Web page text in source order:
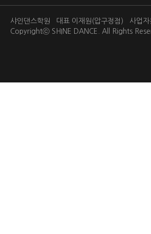
샤인댄스학원 대표 이재원(압구정점) 사업
Copyrightⓒ SHINE DANCE. All Rights